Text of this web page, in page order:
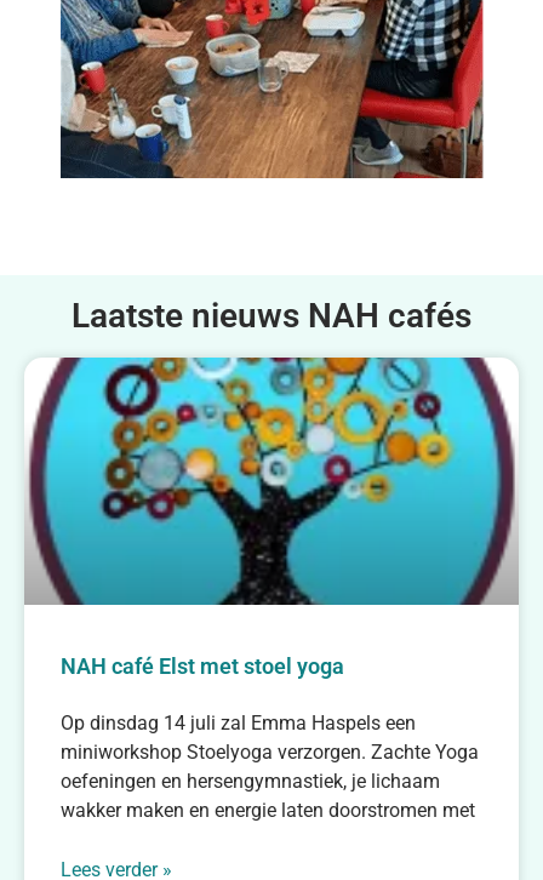
Laatste nieuws NAH cafés
NAH café Elst met stoel yoga
Op dinsdag 14 juli zal Emma Haspels een
miniworkshop Stoelyoga verzorgen. Zachte Yoga
oefeningen en hersengymnastiek, je lichaam
wakker maken en energie laten doorstromen met
Lees verder »